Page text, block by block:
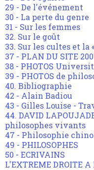
29 - De l'événement
30 - La perte du genre
31 - Sur les femmes
32. Sur le goût
33. Sur les cultes et la
37 - PLAN DU SITE
38 - PHOTOS
39 - PHOTOS de
40. Bibliographie
42 - Alain Badiou
43 - Gilles Louise -
44. DAVID
philosophes vivants
47 - Philosophie
49 - PHILOSOPHES
50 - ECRIVAINS
L'EXTREME DROITE